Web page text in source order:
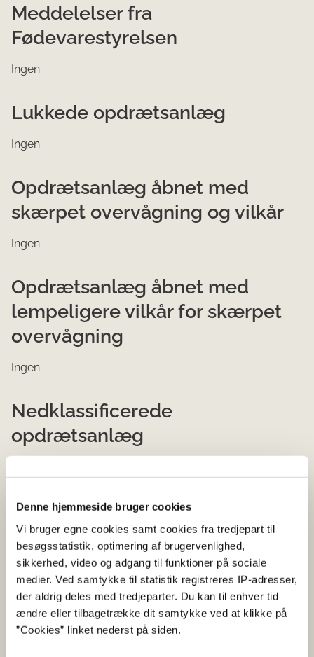
Denne hjemmeside bruger cookies
Vi bruger egne cookies samt cookies fra tredjepart til
besøgsstatistik, optimering af brugervenlighed,
sikkerhed, video og adgang til funktioner på sociale
medier. Ved samtykke til statistik registreres IP-adresser,
der aldrig deles med tredjeparter. Du kan til enhver tid
ændre eller tilbagetrække dit samtykke ved at klikke på
”Cookies” linket nederst på siden.
Meddelelser fra
Fødevarestyrelsen
Ingen.
Lukkede opdrætsanlæg
Ingen.
Opdrætsanlæg åbnet med
skærpet overvågning og vilkår
Ingen.
Opdrætsanlæg åbnet med
lempeligere vilkår for skærpet
overvågning
Ingen.
Nedklassificerede
opdrætsanlæg
Opdrætsanlæg med
intensiveret mikrobiologisk
kontrol
Ingen.